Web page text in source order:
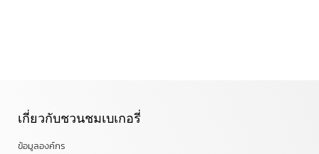
เกี่ยวกับชวนชมเบเกอรี่
ข้อมูลองค์กร